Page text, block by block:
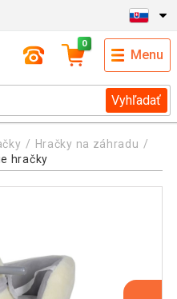
Vyhľadať
0
Menu
Hračky na záhradu
hračky